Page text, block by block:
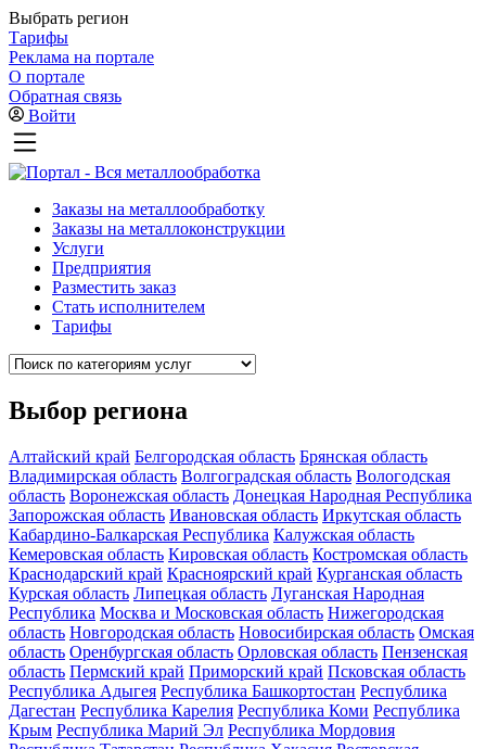
Выбрать регион
Тарифы
Реклама на портале
О портале
Обратная связь
Войти
Заказы на металлообработку
Заказы на металлоконструкции
Услуги
Предприятия
Разместить заказ
Стать исполнителем
Тарифы
Выбор региона
Алтайский край Белгородская область Брянская область
Владимирская область Волгоградская область Вологодская
область Воронежская область Донецкая Народная Республика
Запорожская область Ивановская область Иркутская область
Кабардино-Балкарская Республика Калужская область
Кемеровская область Кировская область Костромская область
Краснодарский край Красноярский край Курганская область
Курская область Липецкая область Луганская Народная
Республика Москва и Московская область Нижегородская
область Новгородская область Новосибирская область Омская
область Оренбургская область Орловская область Пензенская
область Пермский край Приморский край Псковская область
Республика Адыгея Республика Башкортостан Республика
Дагестан Республика Карелия Республика Коми Республика
Крым Республика Марий Эл Республика Мордовия